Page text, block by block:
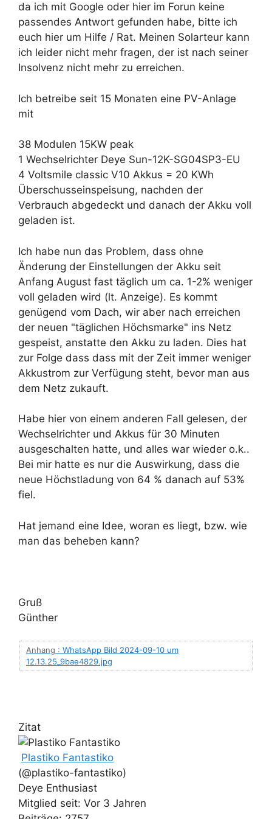
da ich mit Google oder hier im Forun keine
passendes Antwort gefunden habe, bitte ich
euch hier um Hilfe / Rat. Meinen Solarteur kann
ich leider nicht mehr fragen, der ist nach seiner
Insolvenz nicht mehr zu erreichen.
Ich betreibe seit 15 Monaten eine PV-Anlage
mit
38 Modulen 15KW peak
1 Wechselrichter Deye Sun-12K-SG04SP3-EU
4 Voltsmile classic V10 Akkus = 20 KWh
Überschusseinspeisung, nachden der
Verbrauch abgedeckt und danach der Akku voll
geladen ist.
Ich habe nun das Problem, dass ohne
Änderung der Einstellungen der Akku seit
Anfang August fast täglich um ca. 1-2% weniger
voll geladen wird (lt. Anzeige). Es kommt
genügend vom Dach, wir aber nach erreichen
der neuen "täglichen Höchsmarke" ins Netz
gespeist, anstatte den Akku zu laden. Dies hat
zur Folge dass dass mit der Zeit immer weniger
Akkustrom zur Verfügung steht, bevor man aus
dem Netz zukauft.
Habe hier von einem anderen Fall gelesen, der
Wechselrichter und Akkus für 30 Minuten
ausgeschalten hatte, und alles war wieder o.k..
Bei mir hatte es nur die Auswirkung, dass die
neue Höchstladung von 64 % danach auf 53%
fiel.
Hat jemand eine Idee, woran es liegt, bzw. wie
man das beheben kann?
Gruß
Günther
Anhang : WhatsApp Bild 2024-09-10 um
12.13.25_9bae4829.jpg
Zitat
Plastiko Fantastiko
(@plastiko-fantastiko)
Deye Enthusiast
Mitglied seit: Vor 3 Jahren